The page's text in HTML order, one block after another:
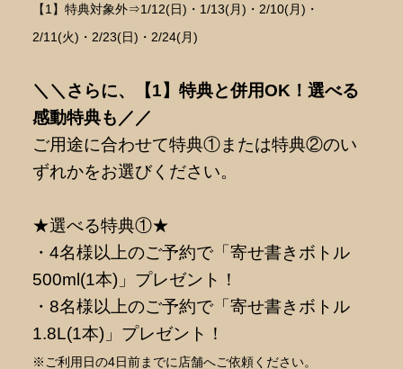
【1】特典対象外⇒1/12(日)・1/13(月)・2/10(月)・
2/11(火)・2/23(日)・2/24(月)
＼＼さらに、【1】特典と併用OK！選べる
感動特典も／／
ご用途に合わせて特典①または特典②のい
ずれかをお選びください。
★選べる特典①★
・4名様以上のご予約で「寄せ書きボトル
500ml(1本)」プレゼント！
・8名様以上のご予約で「寄せ書きボトル
1.8L(1本)」プレゼント！
※ご利用日の4日前までに店舗へご依頼ください。